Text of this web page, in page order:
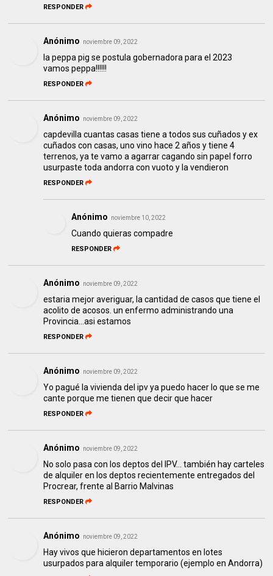
RESPONDER
Anónimo noviembre 09, 2022
la peppa pig se postula gobernadora para el 2023
vamos peppa!!!!!!
RESPONDER
Anónimo noviembre 09, 2022
capdevilla cuantas casas tiene a todos sus cuñados y ex
cuñados con casas, uno vino hace 2 años y tiene 4
terrenos, ya te vamo a agarrar cagando sin papel forro
usurpaste toda andorra con vuoto y la vendieron
RESPONDER
Anónimo noviembre 10, 2022
Cuando quieras compadre
RESPONDER
Anónimo noviembre 09, 2022
estaria mejor averiguar, la cantidad de casos que tiene el
acolito de acosos. un enfermo administrando una
Provincia...asi estamos
RESPONDER
Anónimo noviembre 09, 2022
Yo pagué la vivienda del ipv ya puedo hacer lo que se me
cante porque me tienen que decir que hacer
RESPONDER
Anónimo noviembre 09, 2022
No solo pasa con los deptos del IPV... también hay carteles
de alquiler en los deptos recientemente entregados del
Procrear, frente al Barrio Malvinas
RESPONDER
Anónimo noviembre 09, 2022
Hay vivos que hicieron departamentos en lotes
usurpados para alquiler temporario (ejemplo en Andorra)